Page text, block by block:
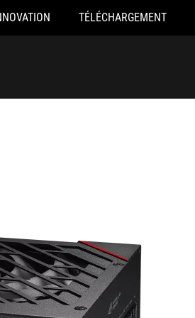
TÉLÉCHARGEMENT